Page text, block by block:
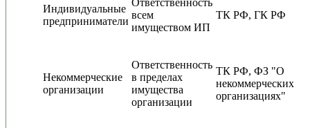
Индивидуальные
предприниматели
Ответственность
всем
имуществом ИП
ТК РФ, ГК РФ
Некоммерческие
организации
Ответственность
в пределах
имущества
организации
ТК РФ, ФЗ "О
некоммерческих
организациях"